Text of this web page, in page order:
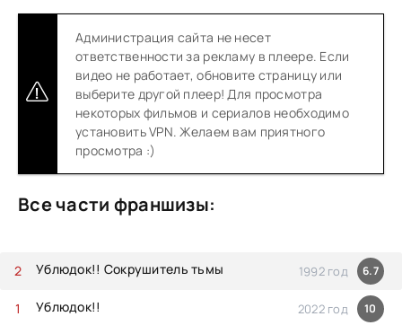
Администрация сайта не несет
ответственности за рекламу в плеере. Если
видео не работает, обновите страницу или
выберите другой плеер! Для просмотра
некоторых фильмов и сериалов необходимо
установить VPN. Желаем вам приятного
просмотра :)
Все части франшизы:
Ублюдок!! 2022 год 10
Ублюдок!! Сокрушитель тьмы 1992 год 6.7